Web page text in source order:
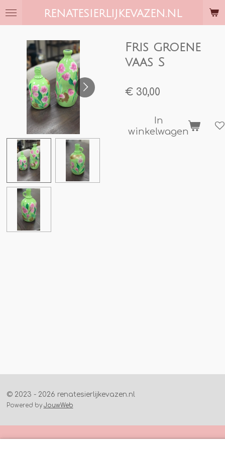
Ga
hoofdinhoud
RENATESIERLIJKEVAZEN.NL
Fris groene
vaas S
€ 30,00
In
winkelwagen
© 2023 - 2026 renatesierlijkevazen.nl
Powered byJouwWeb